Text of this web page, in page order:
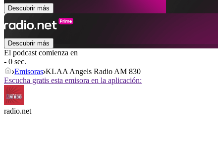
Descubrir más
Descubrir más
El podcast comienza en
- 0 sec.
Emisoras KLAA Angels Radio AM 830
Escucha gratis esta emisora en la aplicación:
radio.net